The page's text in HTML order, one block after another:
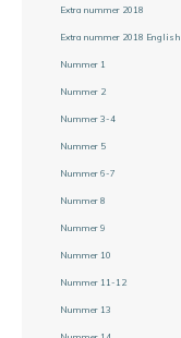
Extra nummer 2018
Extra nummer 2018 English
Nummer 1
Nummer 2
Nummer 3-4
Nummer 5
Nummer 6-7
Nummer 8
Nummer 9
Nummer 10
Nummer 11-12
Nummer 13